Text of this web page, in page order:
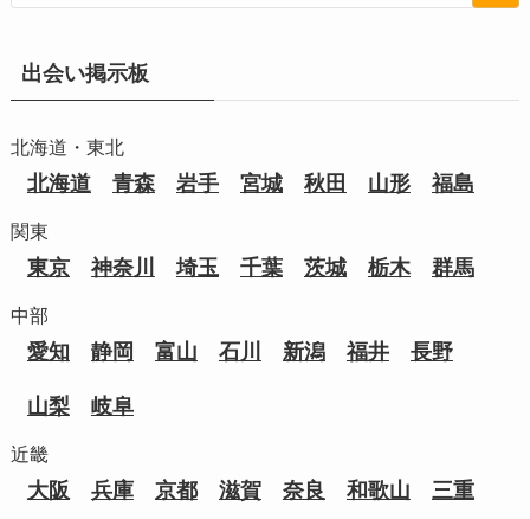
出会い掲示板
北海道・東北
北海道 青森 岩手 宮城 秋田 山形 福島
関東
東京 神奈川 埼玉 千葉 茨城 栃木 群馬
中部
愛知 静岡 富山 石川 新潟 福井 長野
山梨 岐阜
近畿
大阪 兵庫 京都 滋賀 奈良 和歌山 三重